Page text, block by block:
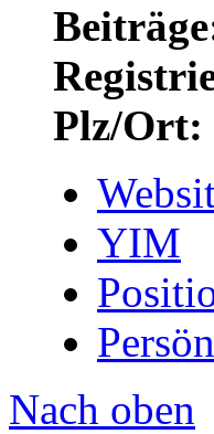
Plz/Ort:
YIM
Nach oben